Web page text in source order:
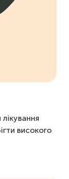
високого